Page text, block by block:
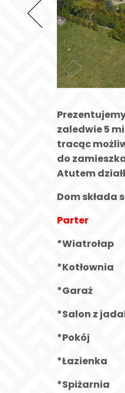
zaledwie 5
tracąc
do
Atutem
Dom składa
Parter
*Wiatrołap
*Kotłownia
*Garaż
*Salon z
*Pokój
*Łazienka
*Spiżarnia